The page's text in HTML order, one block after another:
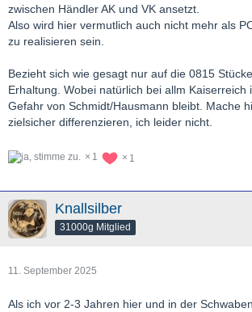
zwischen Händler AK und VK ansetzt.
Also wird hier vermutlich auch nicht mehr als
zu realisieren sein.
Bezieht sich wie gesagt nur auf die 0815
Erhaltung. Wobei natürlich bei allm Kaiserreich
Gefahr von Schmidt/Hausmann bleibt. Mache
zielsicher differenzieren, ich leider nicht.
1 1
Knallsilber
31000g Mitglied
11. September 2025
Als ich vor 2-3 Jahren hier und in der